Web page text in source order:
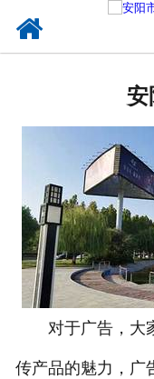
安
对于广告，大家
传产品的魅力，广